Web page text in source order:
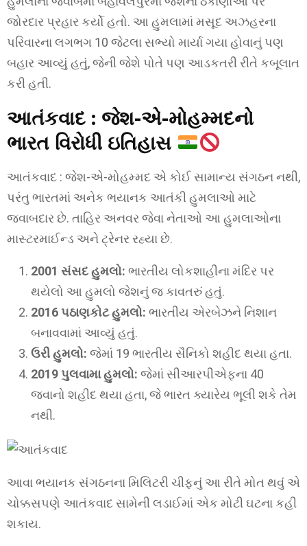
જોરદાર પ્રહાર કર્યો હતો. આ હુમલામાં મસૂદ અઝહરના
પરિવારના લગભગ 10 જેટલા સભ્યો માર્યા ગયા હોવાનું પણ
બહાર આવ્યું હતું, જેની જેશે પોતે પણ આડકતરી રીતે કબૂલાત
કરી હતી.
આતંકવાદ : જેશ-એ-મોહમ્મદનો
ભારત વિરોધી ઇતિહાસ
આતંકવાદ : જેશ-એ-મોહમ્મદ એ કોઈ સામાન્ય સંગઠન નથી,
પરંતુ ભારતમાં અનેક ભયાનક આતંકી હુમલાઓ માટે
જવાબદાર છે. તાહિર અનવર જેવા નેતાઓ આ હુમલાઓના
માસ્ટરમાઈન્ડ અને ટ્રેનર રહ્યા છે.
2001 સંસદ હુમલો: ભારતીય લોકશાહીના મંદિર પર
થયેલો આ હુમલો જેશનું જ કાવતરું હતું.
2016 પઠાણકોટ હુમલો: ભારતીય એરબેઝને નિશાન
બનાવવામાં આવ્યું હતું.
ઉરી હુમલો: જેમાં 19 ભારતીય સૈનિકો શહીદ થયા હતા.
2019 પુલવામા હુમલો: જેમાં સીઆરપીએફના 40
જવાનો શહીદ થયા હતા, જે ભારત ક્યારેય ભૂલી શકે તેમ
નથી.
આવા ભયાનક સંગઠનના મિલિટરી ચીફનું આ રીતે મોત થવું એ
ચોક્કસપણે આતંકવાદ સામેની લડાઈમાં એક મોટી ઘટના કહી
શકાય.